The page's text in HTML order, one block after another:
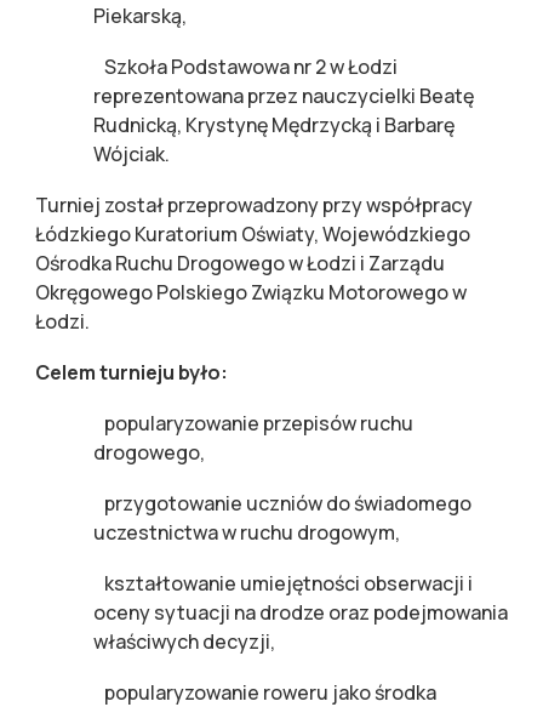
Piekarską,
­ Szkoła Podstawowa nr 2 w Łodzi
reprezentowana przez nauczycielki Beatę
Rudnicką, Krystynę Mędrzycką i Barbarę
Wójciak.
Turniej został przeprowadzony przy współpracy
Łódzkiego Kuratorium Oświaty, Wojewódzkiego
Ośrodka Ruchu Drogowego w Łodzi i Zarządu
Okręgowego Polskiego Związku Motorowego w
Łodzi.
Celem turnieju było:
­ popularyzowanie przepisów ruchu
drogowego,
­ przygotowanie uczniów do świadomego
uczestnictwa w ruchu drogowym,
­ kształtowanie umiejętności obserwacji i
oceny sytuacji na drodze oraz podejmowania
właściwych decyzji,
­ popularyzowanie roweru jako środka